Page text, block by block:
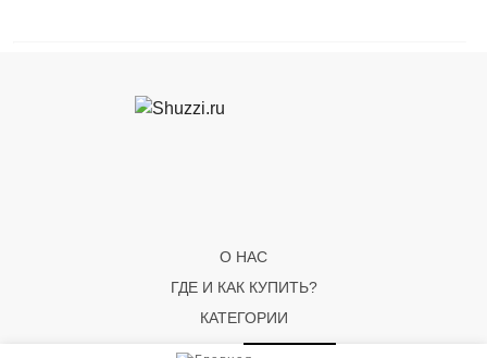
О НАС
ГДЕ И КАК КУПИТЬ?
КАТЕГОРИИ